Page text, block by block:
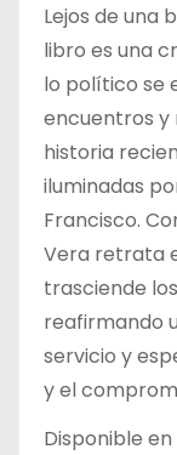
Lejos de una
libro es una
lo político se
encuentros y
historia
iluminadas
Francisco.
Vera retrata
trasciende
reafirmando
servicio y
y el
Disponible